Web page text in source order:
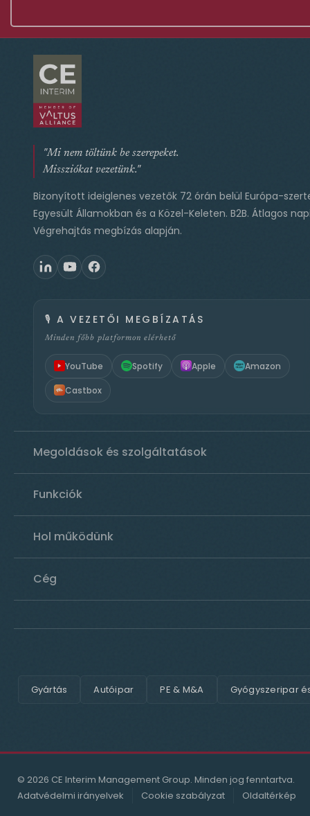
"Mi nem töltünk be szerepeket.
Missziókat vezetünk."
Bizonyított ideiglenes vezetők 72 órán belül Európa-
Egyesült Államokban és a Közel-Keleten. B2B. Átlagos
Végrehajtás megbízás alapján.
🎙️ A VEZETŐI MEGBÍZATÁS
Minden főbb platformon elérhető
YouTube Spotify Apple Amazon
Castbox
Megoldások és szolgáltatások
Funkciók
Hol működünk
Cég
Gyártás Autóipar PE & M&A Gyógyszeripar
© 2026 CE Interim Management Group. Minden jog fenntartva.
Adatvédelmi irányelvek
Cookie szabályzat Oldaltérkép